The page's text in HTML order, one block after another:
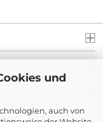
und
auch von